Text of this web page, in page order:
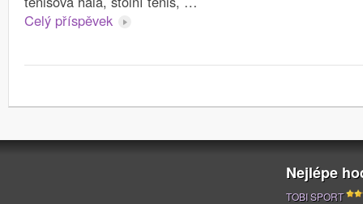
Celý příspěvek
Nejlépe
TOBI SPORT